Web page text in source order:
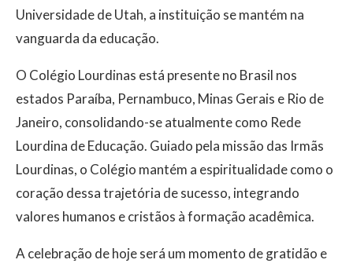
Universidade de Utah, a instituição se mantém na
vanguarda da educação.
O Colégio Lourdinas está presente no Brasil nos
estados Paraíba, Pernambuco, Minas Gerais e Rio de
Janeiro, consolidando-se atualmente como Rede
Lourdina de Educação. Guiado pela missão das Irmãs
Lourdinas, o Colégio mantém a espiritualidade como o
coração dessa trajetória de sucesso, integrando
valores humanos e cristãos à formação acadêmica.
A celebração de hoje será um momento de gratidão e